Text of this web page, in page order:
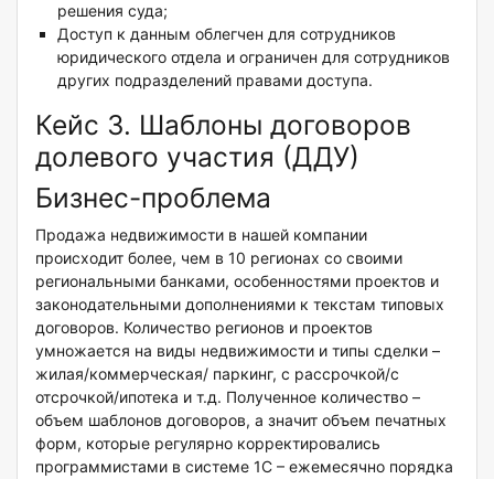
решения суда;
Доступ к данным облегчен для сотрудников
юридического отдела и ограничен для сотрудников
других подразделений правами доступа.
Кейс 3. Шаблоны договоров
долевого участия (ДДУ)
Бизнес-проблема
Продажа недвижимости в нашей компании
происходит более, чем в 10 регионах со своими
региональными банками, особенностями проектов и
законодательными дополнениями к текстам типовых
договоров. Количество регионов и проектов
умножается на виды недвижимости и типы сделки –
жилая/коммерческая/ паркинг, с рассрочкой/с
отсрочкой/ипотека и т.д. Полученное количество –
объем шаблонов договоров, а значит объем печатных
форм, которые регулярно корректировались
программистами в системе 1С – ежемесячно порядка